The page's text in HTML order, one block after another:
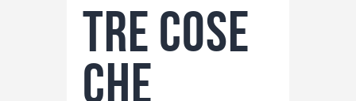
Lo Sapevi Che
Fantacalcio
I consigli di Giulia
Tre cose
che